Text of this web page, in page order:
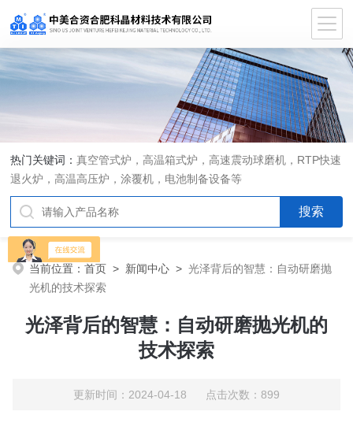
热门关键词：真空管式炉，高温箱式炉，高速震动球磨机，RTP快速
退火炉，高温高压炉，涂覆机，电池制备设备等
当前位置：首页 > 新闻中心 >光泽背后的智慧：自动研磨抛
光机的技术探索
光泽背后的智慧：自动研磨抛光机的
技术探索
更新时间：2024-04-18 点击次数：899